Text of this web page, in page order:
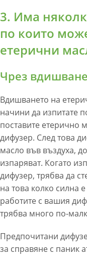
3. Има
по които
етерични
Чрез
Вдишването на
начини да изпитате
поставите етерично
дифузер. След това
масло във въздуха,
изпаряват. Когато
дифузер, трябва да
на това колко силна
работите с вашия
трябва много по-
Предпочитани
за справяне с паник